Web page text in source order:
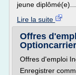
jeune diplômé(e)...
Lire la suite
Offres
Offres d'emploi
Enregistrer